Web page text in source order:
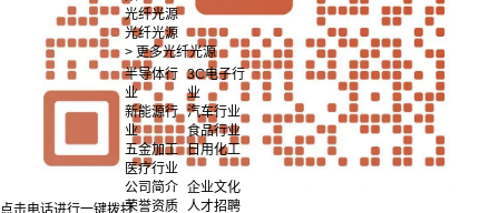
光纤光源
光纤光源
> 更多光纤光源
半导体行
业
3C电子行
业
新能源行
业
汽车行业
食品行业
五金加工 日用化工
医疗行业
公司简介 企业文化
荣誉资质 人才招聘
点击电话进行一键拨打